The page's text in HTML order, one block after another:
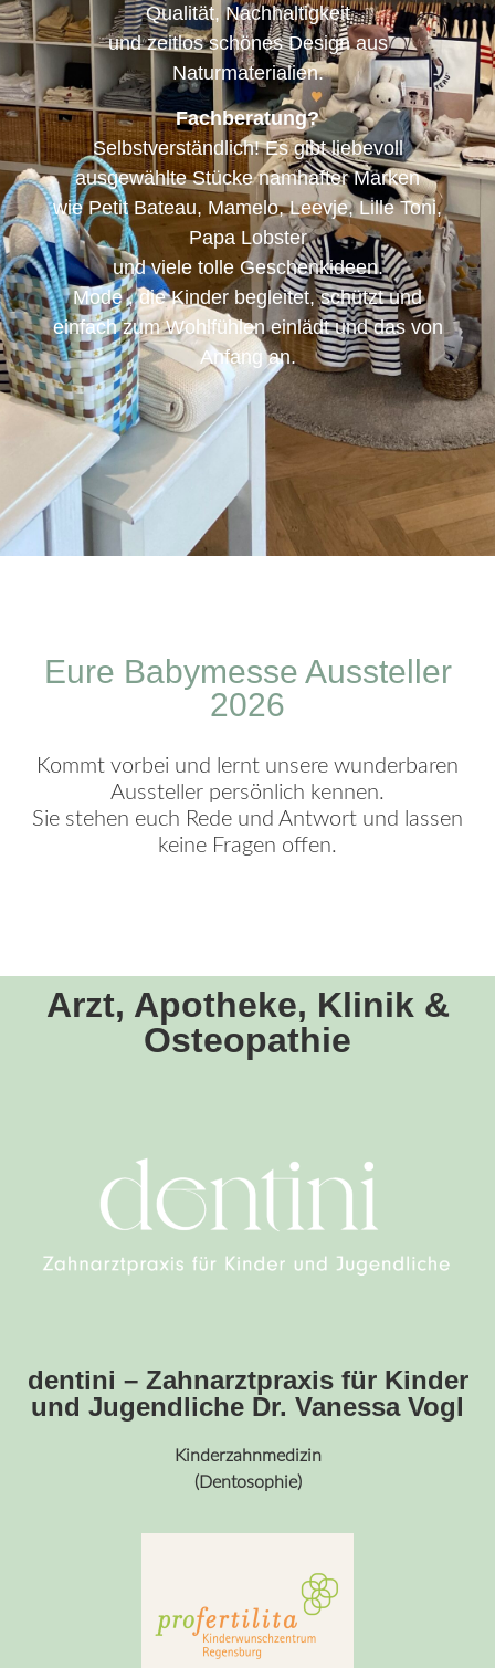
Qualität, Nachhaltigkeit
und zeitlos schönes Design aus
Naturmaterialien.
Fachberatung?
Selbstverständlich! Es gibt liebevoll
ausgewählte Stücke namhafter Marken
wie Petit Bateau, Mamelo, Leevje, Lille Toni,
Papa Lobster
und viele tolle Geschenkideen.
Mode , die Kinder begleitet, schützt und
einfach zum Wohlfühlen einlädt und das von
Anfang an.
Eure Babymesse Aussteller
2026
Kommt vorbei und lernt unsere wunderbaren
Aussteller persönlich kennen.
Sie stehen euch Rede und Antwort und lassen
keine Fragen offen.
Arzt, Apotheke, Klinik &
Osteopathie
dentini – Zahnarztpraxis für Kinder
und Jugendliche Dr. Vanessa Vogl
Kinderzahnmedizin
(Dentosophie)